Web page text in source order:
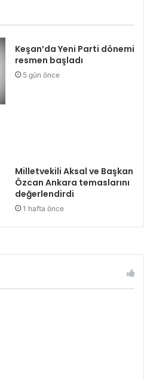
Keşan’da Yeni Parti dönemi
resmen başladı
5 gün önce
Milletvekili Aksal ve Başkan
Özcan Ankara temaslarını
değerlendirdi
1 hafta önce